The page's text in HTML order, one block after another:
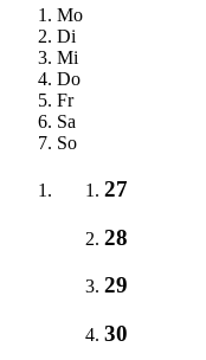
Mo
Di
Mi
Do
Fr
Sa
So
27
28
29
30